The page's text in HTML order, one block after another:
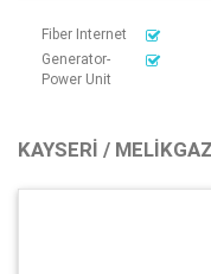
Fiber Internet
Generator-
Power Unit
KAYSERI /